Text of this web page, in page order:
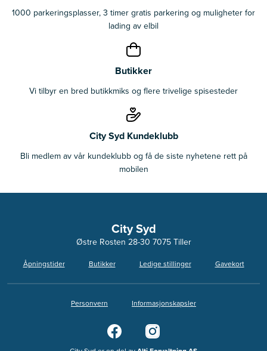
1000 parkeringsplasser, 3 timer gratis parkering og muligheter for
lading av elbil
Butikker
Vi tilbyr en bred butikkmiks og flere trivelige spisesteder
City Syd Kundeklubb
Bli medlem av vår kundeklubb og få de siste nyhetene rett på
mobilen
City Syd
Østre Rosten 28-30 7075 Tiller
Åpningstider Butikker Ledige stillinger Gavekort
Personvern Informasjonskapsler